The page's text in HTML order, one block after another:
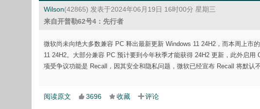
Wilson(42865) 发表于2024年06月19日 16时00分 星期三
来自开普勒62号4：先行者
微软尚未向绝大多数兼容 PC 释出最新更新 Windows 11 24H2，而本周上市
11 24H2。大部分兼容 PC 预计要到今年秋季才能获得 24H2 更新，此外启
项受争议功能是 Recall，因其安全和隐私问题，微软已经宣布 Recall 将默认不
阅读原文 3696 收藏 评论